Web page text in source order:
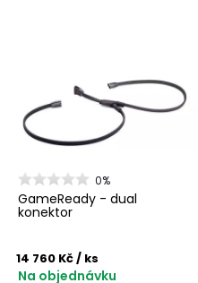
0%
GameReady - dual
konektor
14 760 Kč/ ks
Na objednávku